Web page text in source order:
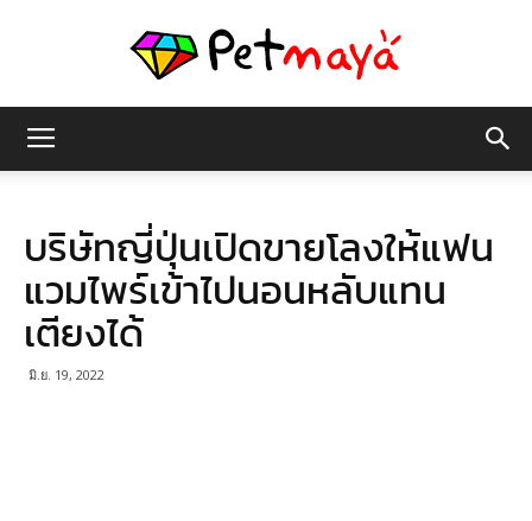
มายา
บริษัทญี่ปุ่นเปิดขายโลงให้แฟน
แวมไพร์เข้าไปนอนหลับแทน
เตียงได้
มิ.ย. 19, 2022